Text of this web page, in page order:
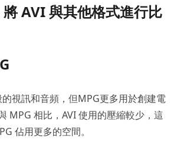
AVI 與其他格式進行比
視訊和音頻，但MPG更多用於創建電
MPG 相比，AVI 使用的壓縮較少，這
佔用更多的空間。